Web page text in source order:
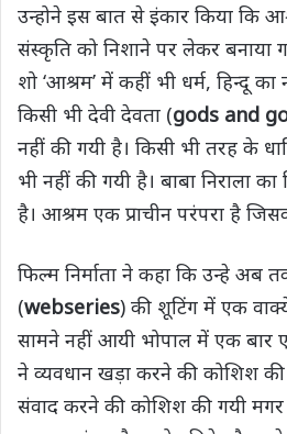
उन्होने इस बात से इंकार किया कि
संस्कृति को निशाने पर लेकर बनाया
शो ‘आश्रम’ में कहीं भी धर्म, हिन्दू का
किसी भी देवी देवता (gods and
नहीं की गयी है। किसी भी तरह के
भी नहीं की गयी है। बाबा निराला
है। आश्रम एक प्राचीन परंपरा है
फिल्म निर्माता ने कहा कि उन्हे अब
(webseries) की शूटिंग में एक
सामने नहीं आयी भोपाल में एक
ने व्यवधान खड़ा करने की कोशिश
संवाद करने की कोशिश की गयी